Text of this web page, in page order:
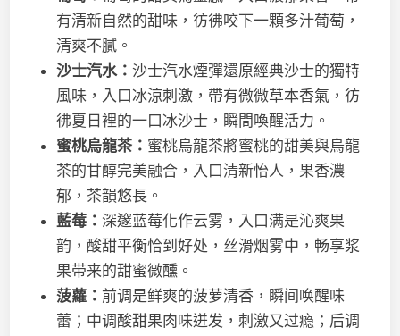
有清新自然的甜味，彷彿咬下一顆多汁葡萄，
清爽不膩。
沙士汽水：沙士汽水煙彈還原經典沙士的獨特
風味，入口冰涼刺激，帶有微微草本香氣，彷
彿夏日裡的一口冰沙士，瞬間喚醒活力。
蜜桃烏龍茶： 蜜桃烏龍茶將蜜桃的甜美與烏龍
茶的甘醇完美融合，入口清新怡人，果香濃
郁，茶韻悠長。
藍莓： 深邃蓝莓化作云雾，入口满是沁爽果
韵，酸甜平衡恰到好处，丝滑烟雾中，畅享浆
果带来的甜蜜微醺。
菠蘿： 前调是鲜爽的菠萝清香，瞬间唤醒味
蕾；中调酸甜果肉味迸发，刺激又过瘾；后调